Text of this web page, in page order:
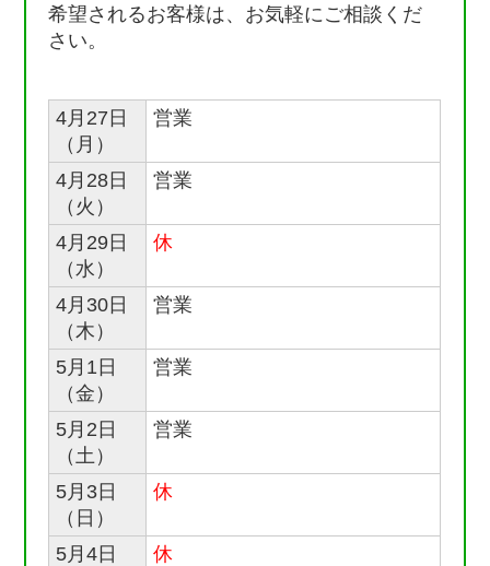
希望されるお客様は、お気軽にご相談くだ
さい。
4月27日
（月）
営業
4月28日
（火）
営業
4月29日
（水）
休
4月30日
（木）
営業
5月1日
（金）
営業
5月2日
（土）
営業
5月3日
（日）
休
5月4日
休